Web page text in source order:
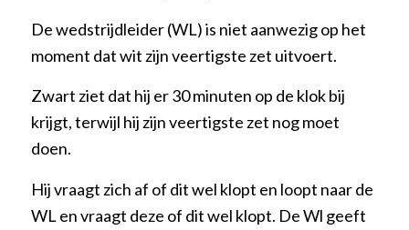
De wedstrijdleider (WL) is niet aanwezig op het
moment dat wit zijn veertigste zet uitvoert.
Zwart ziet dat hij er 30 minuten op de klok bij
krijgt, terwijl hij zijn veertigste zet nog moet
doen.
Hij vraagt zich af of dit wel klopt en loopt naar de
WL en vraagt deze of dit wel klopt. De Wl geeft